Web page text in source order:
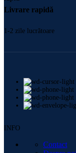
Livrare rapidă
1-2 zile lucrătoare
INFO
Contact